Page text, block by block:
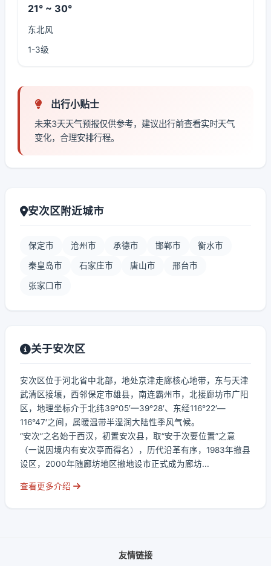
21° ~ 30°
东北风
1-3级
出行小贴士
未来3天天气预报仅供参考，建议出行前查看实时天气
变化，合理安排行程。
安次区附近城市
保定市 沧州市 承德市 邯郸市 衡水市
秦皇岛市 石家庄市 唐山市 邢台市
张家口市
关于安次区
安次区位于河北省中北部，地处京津走廊核心地带，东与天津
武清区接壤，西邻保定市雄县，南连霸州市，北接廊坊市广阳
区，地理坐标介于北纬39°05′—39°28′、东经116°22′—
116°47′之间，属暖温带半湿润大陆性季风气候。
“安次”之名始于西汉，初置安次县，取“安于次要位置”之意
（一说因境内有安次亭而得名），历代沿革有序，1983年撤县
设区，2000年随廊坊地区撤地设市正式成为廊坊...
查看更多介绍
友情链接